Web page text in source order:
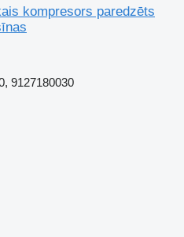
kompresors paredzēts
9127180030